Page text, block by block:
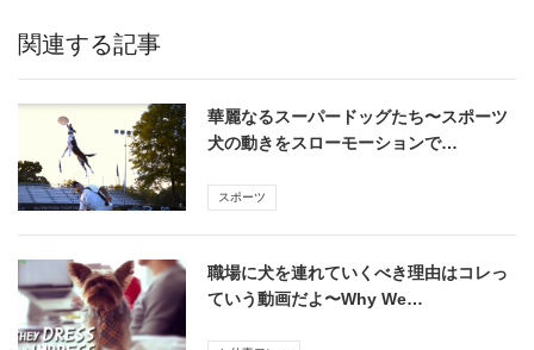
関連する記事
華麗なるスーパードッグたち〜スポーツ
犬の動きをスローモーションで…
スポーツ
職場に犬を連れていくべき理由はコレっ
ていう動画だよ〜Why We…